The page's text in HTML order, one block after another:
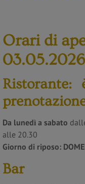
Orari di
Ristorante:
Da lunedì a sabato
alle 20.30
Giorno di riposo:
Bar